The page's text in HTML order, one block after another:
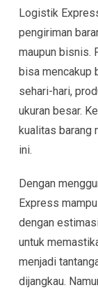
Logistik
pengiriman
maupun bisnis.
bisa mencakup
sehari-hari,
ukuran besar.
kualitas barang
ini.
Dengan
Express
dengan
untuk
menjadi
dijangkau.